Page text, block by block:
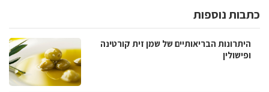
כתבות נוספות
היתרונות הבריאותיים של שמן זית קורטינה
ופישולין